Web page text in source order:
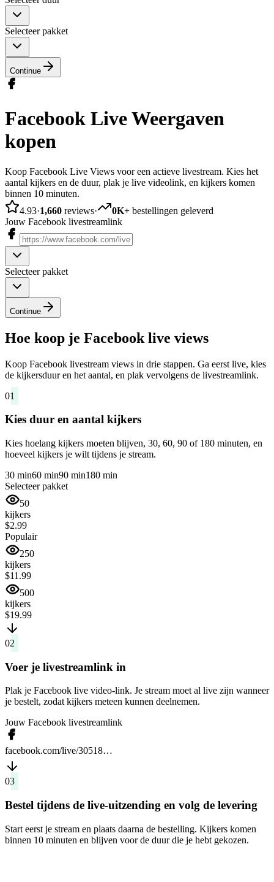
Selecteer pakket
Continue
Facebook Live Weergaven
kopen
Koop Facebook Live Views voor een actieve livestream. Kies het
aantal kijkers en de duur, plak je live videolink, en kijkers komen
binnen 10 minuten.
4.93·1,660 reviews· 0K+ bestellingen geleverd
Jouw Facebook livestreamlink
Selecteer pakket
Continue
Hoe koop je Facebook live views
Koop Facebook livestream views in drie stappen. Ga eerst live, kies
de kijkersduur en het aantal, en plak vervolgens de livestreamlink.
01
Kies duur en aantal kijkers
Kies hoelang kijkers moeten blijven, 30, 60, 90 of 180 minuten, en
hoeveel kijkers je wilt tijdens je stream.
30 min60 min90 min180 min
Selecteer pakket
50
kijkers
$2.99
Populair
250
kijkers
$11.99
500
kijkers
$19.99
02
Voer je livestreamlink in
Plak je Facebook live video-link. Je stream moet al live zijn wanneer
je bestelt, zodat kijkers meteen kunnen deelnemen.
Jouw Facebook livestreamlink
03
Bestel tijdens de live-uitzending en volg de levering
binnen 10 minuten en blijven voor de duur die je hebt gekozen.